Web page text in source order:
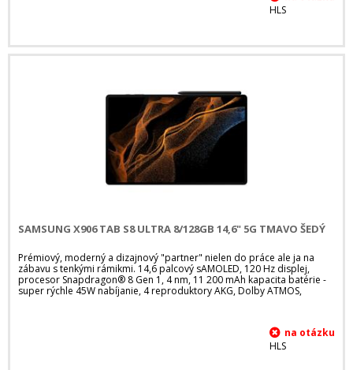
HLS
SAMSUNG X906 TAB S8 ULTRA 8/128GB 14,6" 5G TMAVO ŠEDÝ
Prémiový, moderný a dizajnový "partner" nielen do práce ale ja na
zábavu s tenkými rámikmi. 14,6 palcový sAMOLED, 120 Hz displej,
procesor Snapdragon® 8 Gen 1, 4 nm, 11 200 mAh kapacita batérie -
super rýchle 45W nabíjanie, 4 reproduktory AKG, Dolby ATMOS,
HLS